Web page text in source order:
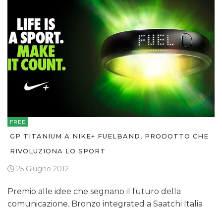
FREE
GP TITANIUM A NIKE+ FUELBAND, PRODOTTO CHE
RIVOLUZIONA LO SPORT
25 Giugno 2012
Premio alle idee che segnano il futuro della
comunicazione. Bronzo integrated a Saatchi Italia